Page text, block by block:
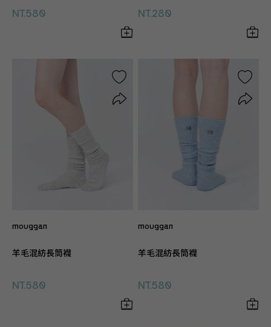
NT.580 NT.280
mouggan
羊毛混紡長筒襪
NT.580
mouggan
羊毛混紡長筒襪
NT.580